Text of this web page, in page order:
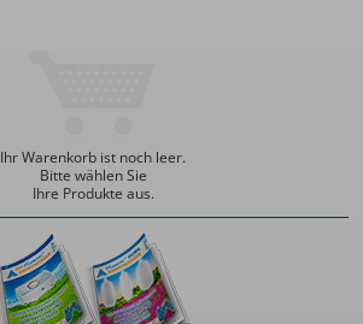
Ihr Warenkorb ist noch leer.
Bitte wählen Sie
Ihre Produkte aus.